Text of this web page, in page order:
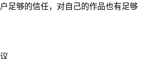
足够的信任，对自己的作品也有足够